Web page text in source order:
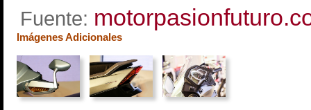
Fuente:
Imágenes Adicionales